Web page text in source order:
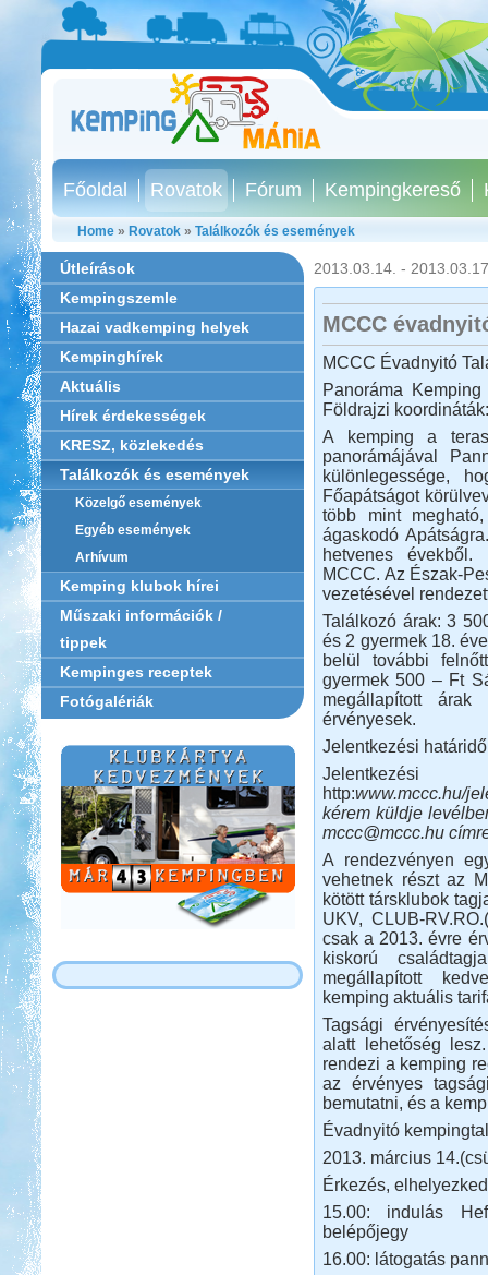
Főoldal Rovatok Fórum Kempingkereső
Home » Rovatok » Találkozók és események
Útleírások
Kempingszemle
Hazai vadkemping helyek
Kempinghírek
Aktuális
Hírek érdekességek
KRESZ, közlekedés
Találkozók és események
Közelgő események
Egyéb események
Arhívum
Kemping klubok hírei
Műszaki információk /
tippek
Kempinges receptek
Fotógalériák
2013.03.14. -
MCCC
MCCC Évadnyitó
Panoráma
Földrajzi
A kemping a
panorámájával
különlegessége,
Főapátságot
több mint
ágaskodó
hetvenes évekből.
MCCC. Az Észak-
vezetésével
Találkozó árak: 3
és 2 gyermek 18.
belül további
gyermek 500 – Ft
megállapított
érvényesek.
Jelentkezési
http:www.mccc.hu/
kérem küldje
mccc@mccc.hu
A rendezvényen
vehetnek részt az
kötött társklubok
UKV, CLUB-
csak a 2013. évre
kiskorú
megállapított
kemping aktuális
Tagsági
alatt lehetőség
rendezi a kemping
az érvényes
bemutatni, és a
Évadnyitó
2013. március
Érkezés,
15.00: indulás
belépőjegy
16.00: látogatás